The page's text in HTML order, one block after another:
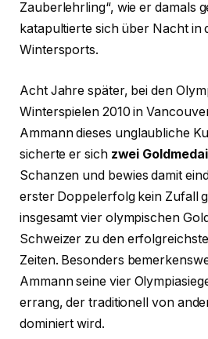
Zauberlehrling“, wie er damals
katapultierte sich über Nacht in
Wintersports.
Acht Jahre später, bei den
Winterspielen 2010 in
Ammann dieses unglaubliche
sicherte er sich zwei
Schanzen und bewies damit
erster Doppelerfolg kein Zufall
insgesamt vier olympischen
Schweizer zu den
Zeiten. Besonders
Ammann seine vier
errang, der traditionell von
dominiert wird.